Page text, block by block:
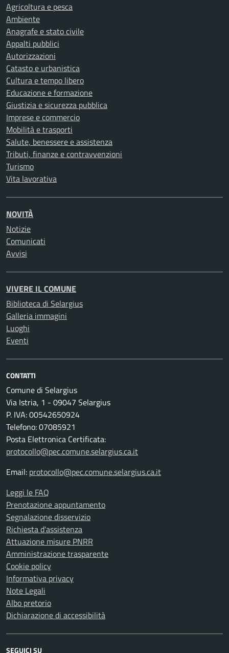
Agricoltura e pesca
Ambiente
Anagrafe e stato civile
Appalti pubblici
Autorizzazioni
Catasto e urbanistica
Cultura e tempo libero
Educazione e formazione
Giustizia e sicurezza pubblica
Imprese e commercio
Mobilità e trasporti
Salute, benessere e assistenza
Tributi, finanze e contravvenzioni
Turismo
Vita lavorativa
NOVITÀ
Notizie
Comunicati
Avvisi
VIVERE IL COMUNE
Biblioteca di Selargius
Galleria immagini
Luoghi
Eventi
CONTATTI
Comune di Selargius
Via Istria, 1 - 09047 Selargius
P. IVA: 00542650924
Telefono: 07085921
Posta Elettronica Certificata:
protocollo@pec.comune.selargius.ca.it
Email: protocollo@pec.comune.selargius.ca.it
Leggi le FAQ
Prenotazione appuntamento
Segnalazione disservizio
Richiesta d'assistenza
Attuazione misure PNRR
Amministrazione trasparente
Cookie policy
Informativa privacy
Note Legali
Albo pretorio
Dichiarazione di accessibilità
SEGUICI SU